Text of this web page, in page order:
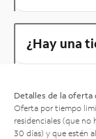
¿Hay una
Detalles de la
Oferta por tiempo
residenciales (que
30 días) y que estén